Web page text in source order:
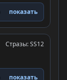
показать
Стразы: SS12
показать